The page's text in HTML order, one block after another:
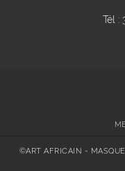
Tél :
©ART AFRICAIN -